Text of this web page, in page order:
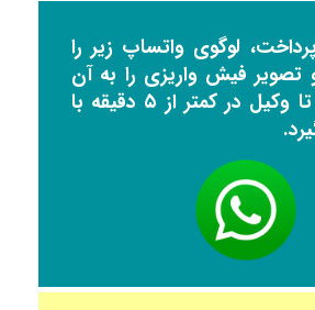
لوگوی واتساپ زیر را
فیش واریزی را به آن
ارسال نمایید تا وکیل در کمتر از ۵ دقیقه با